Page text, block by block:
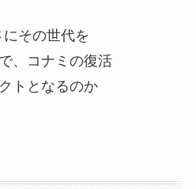
その世代を
、コナミの復活
トとなるのか